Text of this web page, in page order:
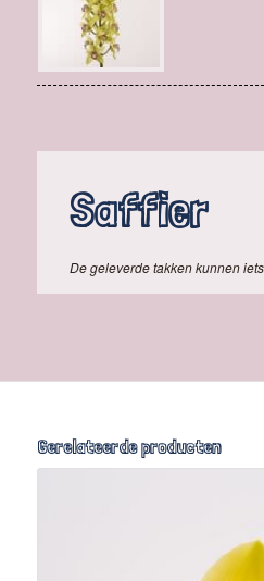
Saffier
De geleverde takken kunnen
Gerelateerde producten